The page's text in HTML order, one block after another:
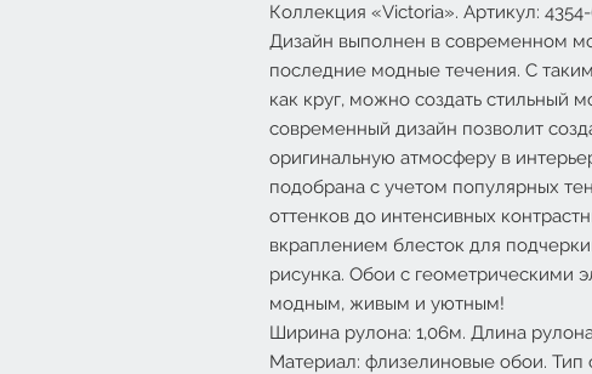
Коллекция «Victoria». Артикул:
Дизайн выполнен в современном
последние модные течения. С
как круг, можно создать стильный
современный дизайн позволит
оригинальную атмосферу в
подобрана с учетом популярных
оттенков до интенсивных
вкраплением блесток для
рисунка. Обои с геометрическими
модным, живым и уютным!
Ширина рулона: 1,06м. Длина
Материал: флизелиновые обои. Тип